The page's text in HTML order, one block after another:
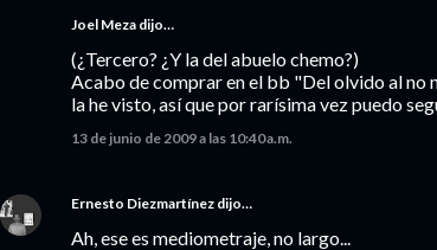
Joel Meza dijo…
(¿Tercero? ¿Y la del abuelo chemo?)
Acabo de comprar en el bb "Del olvido al no
la he visto, así que por rarísima vez puedo
13 de junio de 2009 a las 10:40 a.m.
Ernesto Diezmartínez dijo…
Ah, ese es mediometraje, no largo...